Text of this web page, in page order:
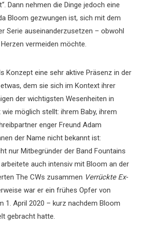
Dann nehmen die Dinge jedoch eine
Bloom gezwungen ist, sich mit dem
Serie auseinanderzusetzen – obwohl
vermeiden möchte.
Konzept eine sehr aktive Präsenz in der
dem sie sich im Kontext ihrer
der wichtigsten Wesenheiten in
möglich stellt: ihrem Baby, ihrem
enger Freund Adam
der Name nicht bekannt ist:
nur Mitbegründer der Band Fountains
auch intensiv mit Bloom an der
The CWs zusammen Verrückte Ex-
war er ein frühes Opfer von
1. April 2020 – kurz nachdem Bloom
gebracht hatte.